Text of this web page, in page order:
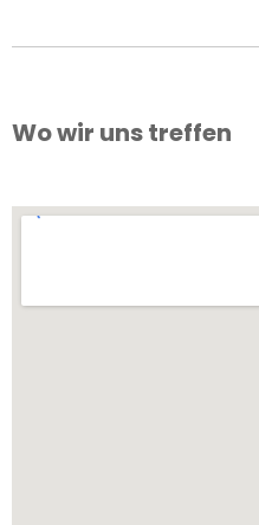
Wo wir uns treffen